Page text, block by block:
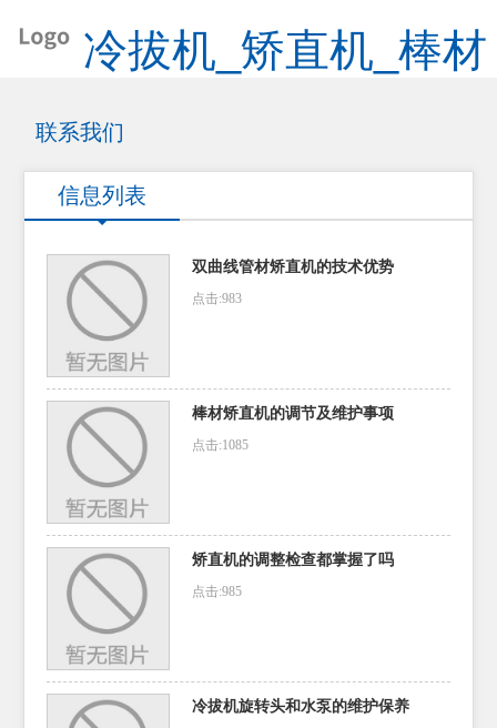
冷拔机_矫直机_棒材
矫直机_管材矫直机
联系我们
信息列表
双曲线管材矫直机的技术优势
点击:983
棒材矫直机的调节及维护事项
点击:1085
矫直机的调整检查都掌握了吗
点击:985
冷拔机旋转头和水泵的维护保养